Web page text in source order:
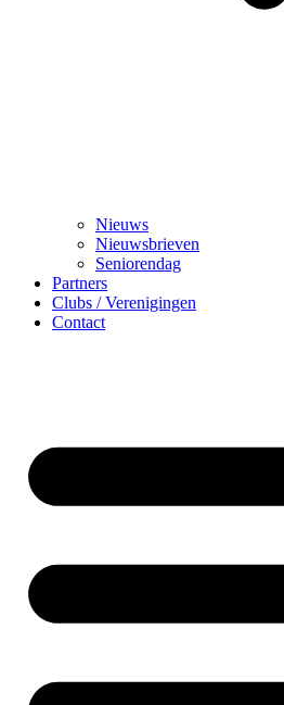
Nieuws
Nieuwsbrieven
Seniorendag
Partners
Clubs / Verenigingen
Contact